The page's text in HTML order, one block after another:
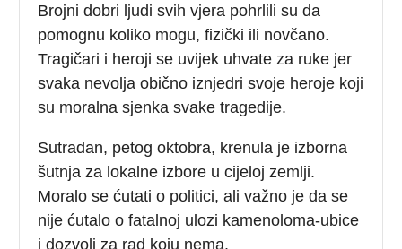
Brojni dobri ljudi svih vjera pohrlili su da
pomognu koliko mogu, fizički ili novčano.
Tragičari i heroji se uvijek uhvate za ruke jer
svaka nevolja obično iznjedri svoje heroje koji
su moralna sjenka svake tragedije.
Sutradan, petog oktobra, krenula je izborna
šutnja za lokalne izbore u cijeloj zemlji.
Moralo se ćutati o politici, ali važno je da se
nije ćutalo o fatalnoj ulozi kamenoloma-ubice
i dozvoli za rad koju nema.